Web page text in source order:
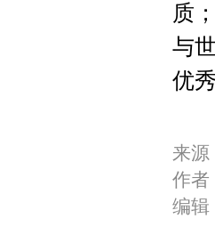
质
与
优
来源
作者
编辑